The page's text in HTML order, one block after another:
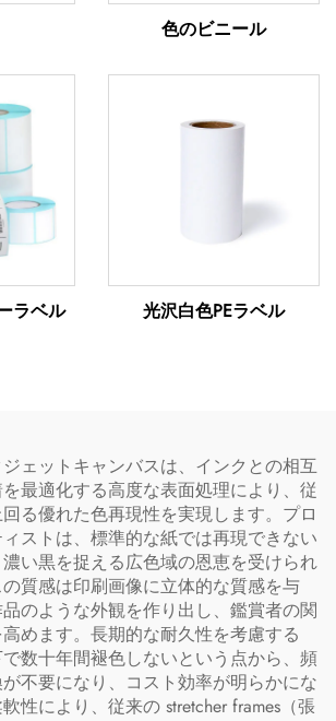
色のビニール
ラベル 光沢白色PEラベル
ェットキャンバスは、インクとの相互
最適化する高度な表面処理により、従
る優れた色再現性を実現します。プロ
ストは、標準的な紙では再現できない
い黒を捉える広色域の恩恵を受けられ
質感は印刷画像に立体的な質感を与
のような外観を作り出し、鑑賞者の関
めます。長期的な耐久性を考慮する
数十年間褪色しないという点から、頻
不要になり、コスト効率が明らかにな
性により、従来の stretcher frames（張